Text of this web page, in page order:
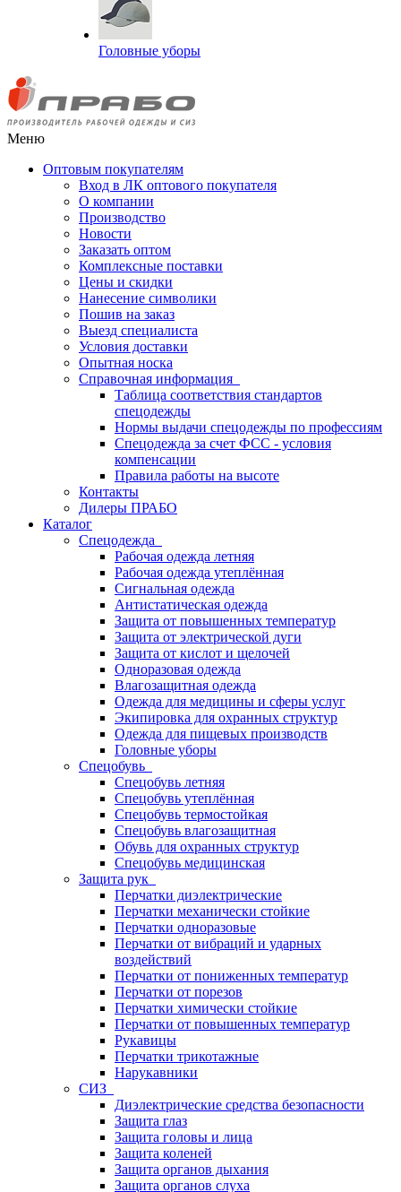
Головные уборы
Меню
Оптовым покупателям
Вход в ЛК оптового покупателя
О компании
Производство
Новости
Заказать оптом
Комплексные поставки
Цены и скидки
Нанесение символики
Пошив на заказ
Выезд специалиста
Условия доставки
Опытная носка
Справочная информация
Таблица соответствия стандартов
спецодежды
Нормы выдачи спецодежды по профессиям
Спецодежда за счет ФСС - условия
компенсации
Правила работы на высоте
Контакты
Дилеры ПРАБО
Каталог
Спецодежда
Рабочая одежда летняя
Рабочая одежда утеплённая
Сигнальная одежда
Антистатическая одежда
Защита от повышенных температур
Защита от электрической дуги
Защита от кислот и щелочей
Одноразовая одежда
Влагозащитная одежда
Одежда для медицины и сферы услуг
Экипировка для охранных структур
Одежда для пищевых производств
Головные уборы
Спецобувь
Спецобувь летняя
Спецобувь утеплённая
Спецобувь термостойкая
Спецобувь влагозащитная
Обувь для охранных структур
Спецобувь медицинская
Защита рук
Перчатки диэлектрические
Перчатки механически стойкие
Перчатки одноразовые
Перчатки от вибраций и ударных
воздействий
Перчатки от пониженных температур
Перчатки от порезов
Перчатки химически стойкие
Перчатки от повышенных температур
Рукавицы
Перчатки трикотажные
Нарукавники
СИЗ
Диэлектрические средства безопасности
Защита глаз
Защита головы и лица
Защита коленей
Защита органов дыхания
Защита органов слуха